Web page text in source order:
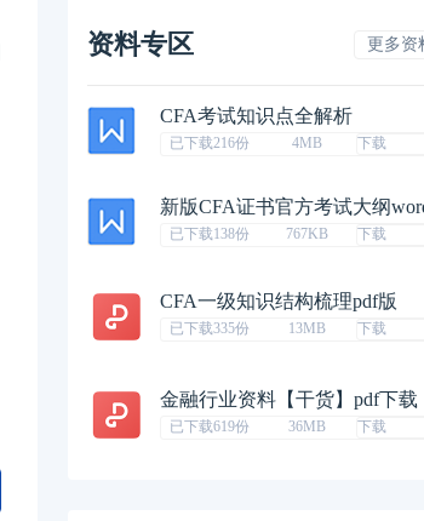
资料专区 更多资
CFA考试知识点全解析
已下载216份 4MB 下载
新版CFA证书官方考试大纲
已下载138份 767KB 下载
CFA一级知识结构梳理pdf版
已下载335份 13MB 下载
金融行业资料【干货】pdf下载
已下载619份 36MB 下载